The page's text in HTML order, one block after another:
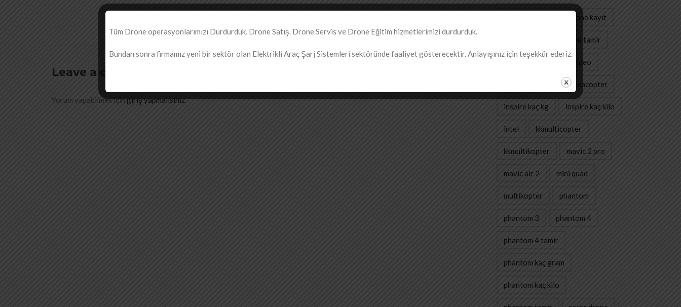
Leave a comment
Yorum yapabilmek içingiriş yapmalısınız.
drone kayıt
drone tamir
havadan video
hexacopter
inspire kaç kg inspire kaç kilo
intel kkmulticopter
kkmultikopter mavic 2 pro
mavic air 2 mini quad
multikopter phantom
phantom 3 phantom 4
phantom 4 tamir
phantom kaç gram
phantom kaç kilo
Tüm Drone operasyonlarımızı Durdurduk. Drone Satış. Drone Servis ve Drone Eğitim hizmetlerimizi durdurduk.
Bundan sonra firmamız yeni bir sektör olan Elektrikli Araç Şarj Sistemleri sektöründe faaliyet gösterecektir. Anlayışınız için teşekkür ederiz.